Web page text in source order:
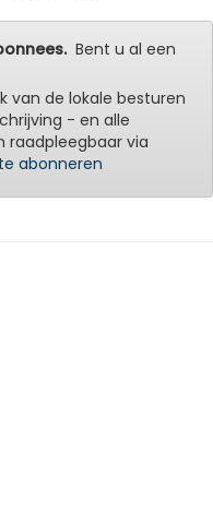
Bent u al een
van de lokale besturen
- en alle
raadpleegbaar via
abonneren